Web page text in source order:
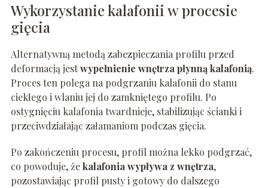
Wykorzystanie kalafonii w procesie
gięcia
Alternatywną metodą zabezpieczania profilu przed
deformacją jestwypełnienie wnętrza płynną kalafonią.
Proces ten polega na podgrzaniu kalafonii do stanu
ciekłego i wlaniu jej do zamkniętego profilu. Po
ostygnięciu kalafonia twardnieje, stabilizując ścianki i
przeciwdziałając załamaniom podczas gięcia.
Po zakończeniu procesu, profil można lekko podgrzać,
co powoduje, żekalafonia wypływa z wnętrza,
pozostawiając profil pusty i gotowy do dalszego